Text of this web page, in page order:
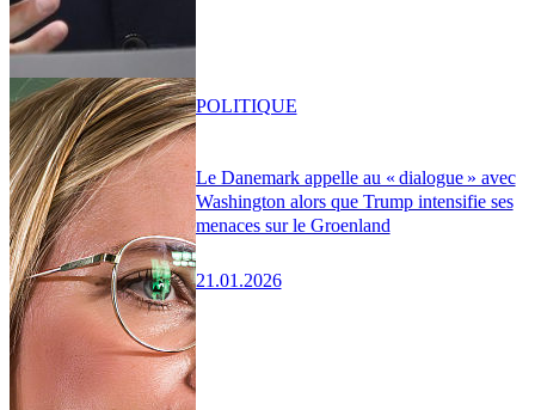
Le Danemark appelle au « dialogue » avec
Washington alors que Trump intensifie ses
menaces sur le Groenland
21.01.2026
POLITIQUE